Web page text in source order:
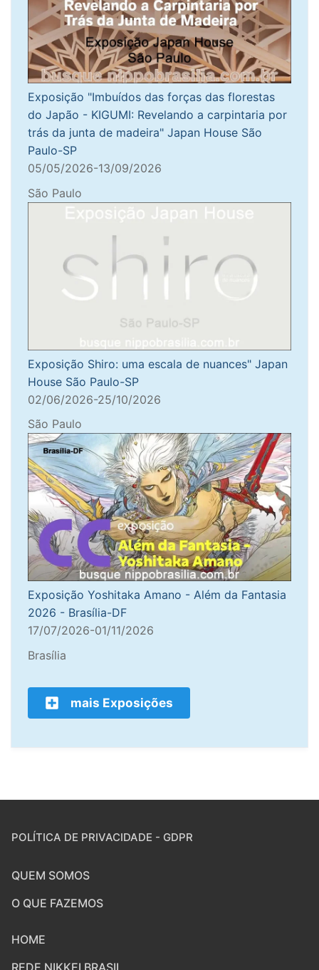
Exposição "Imbuídos das forças das florestas
do Japão - KIGUMI: Revelando a carpintaria por
trás da junta de madeira" Japan House São
Paulo-SP
05/05/2026-13/09/2026
São Paulo
Exposição Shiro: uma escala de nuances" Japan
House São Paulo-SP
02/06/2026-25/10/2026
São Paulo
Exposição Yoshitaka Amano - Além da Fantasia
2026 - Brasília-DF
17/07/2026-01/11/2026
Brasília
mais Exposições
POLÍTICA DE PRIVACIDADE - GDPR
QUEM SOMOS
O QUE FAZEMOS
HOME